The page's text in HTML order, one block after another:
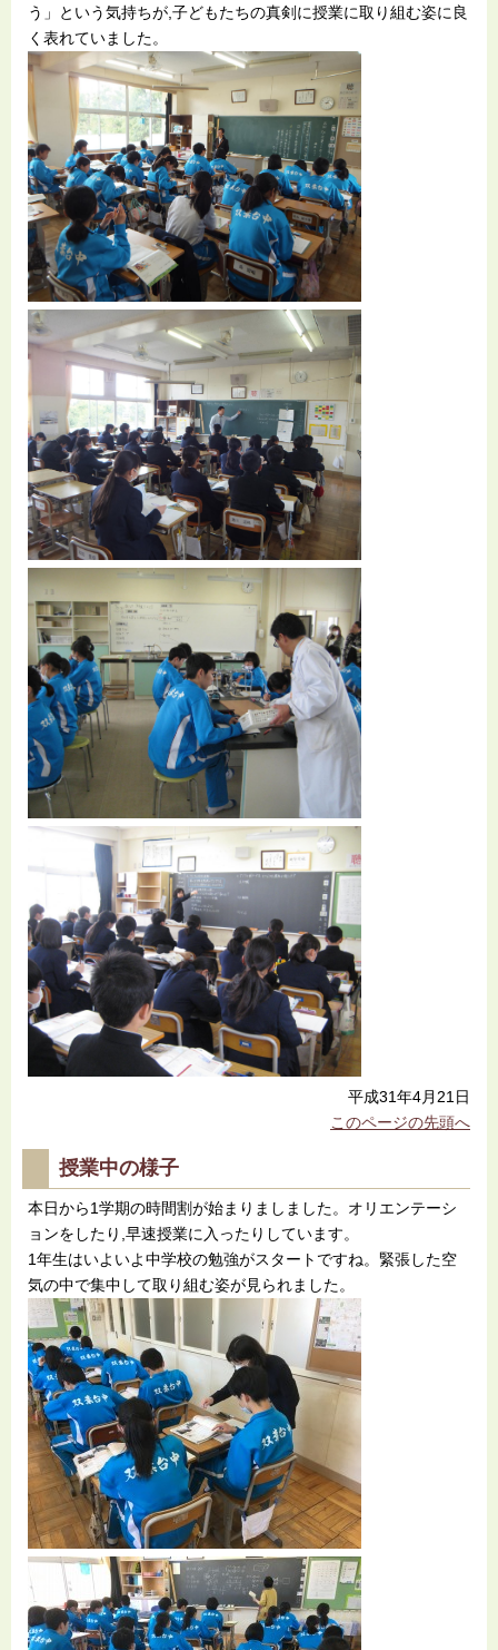
う」という気持ちが,子どもたちの真剣に授業に取り組む姿に良
く表れていました。
平成31年4月21日
このページの先頭へ
授業中の様子
本日から1学期の時間割が始まりましました。オリエンテーシ
ョンをしたり,早速授業に入ったりしています。
1年生はいよいよ中学校の勉強がスタートですね。緊張した空
気の中で集中して取り組む姿が見られました。